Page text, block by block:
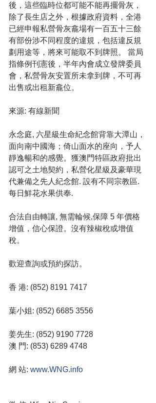
後，這些臨時位都可能不能再擺骨灰，
除了長生店之外，根據政府資料，全港
已經申報私營骨灰龕場有一百五十三餘
有部份涉不同程度的違規，包括違反規
劃用途等，將來可能取不到牌照。 當局
指條例刊憲後，半年內會成立發牌委員
會，私營骨灰安置所未拿到牌，不可再
出售或出租新龕位。
來源: 有線新聞
永念庭, 六星級生命紀念館背靠大潭山，
面向南中國海；倚山面水的座向，予人
靜逸暢和的感覺。獲澳門特區政府批出
認可之土地契約，私營化星級及豪華現
代兼備之先人紀念館. 設有不同宗教區.
每日鮮花水果供奉.
合法自由轉讓, 無需輪候,保障 5 年價格
增值，信心保證。沒有辣椒稅或增值
稅。
歡迎查詢或預約探訪。
香 港: (852) 8191 7417
葉小姐: (852) 6685 3556
姜先生: (852) 9190 7728
澳 門: (853) 6289 4748
網 站: www.WNG.info